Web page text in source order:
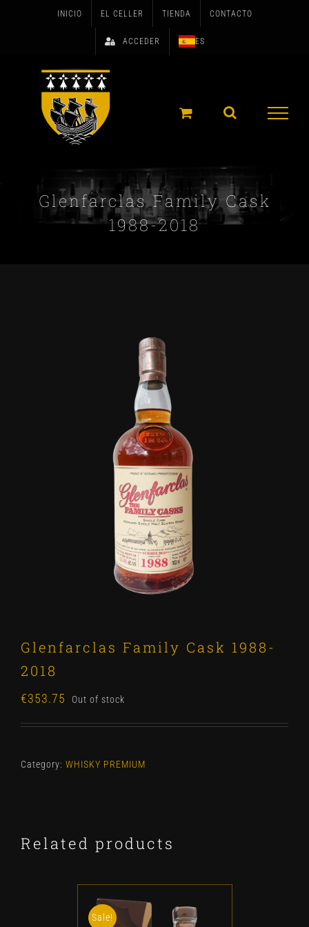
INICIO EL CELLER TIENDA CONTACTO
ACCEDER ES
Glenfarclas Family Cask
1988-2018
Glenfarclas Family Cask 1988-
2018
€353.75 Out of stock
Category: WHISKY PREMIUM
Related products
Sale!